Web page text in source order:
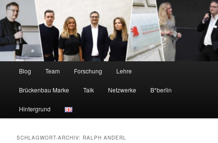
Blog Team Forschung Lehre
Brückenbau Marke Talk Netzwerke B*berlin
Hintergrund
SCHLAGWORT-ARCHIV: RALPH ANDERL